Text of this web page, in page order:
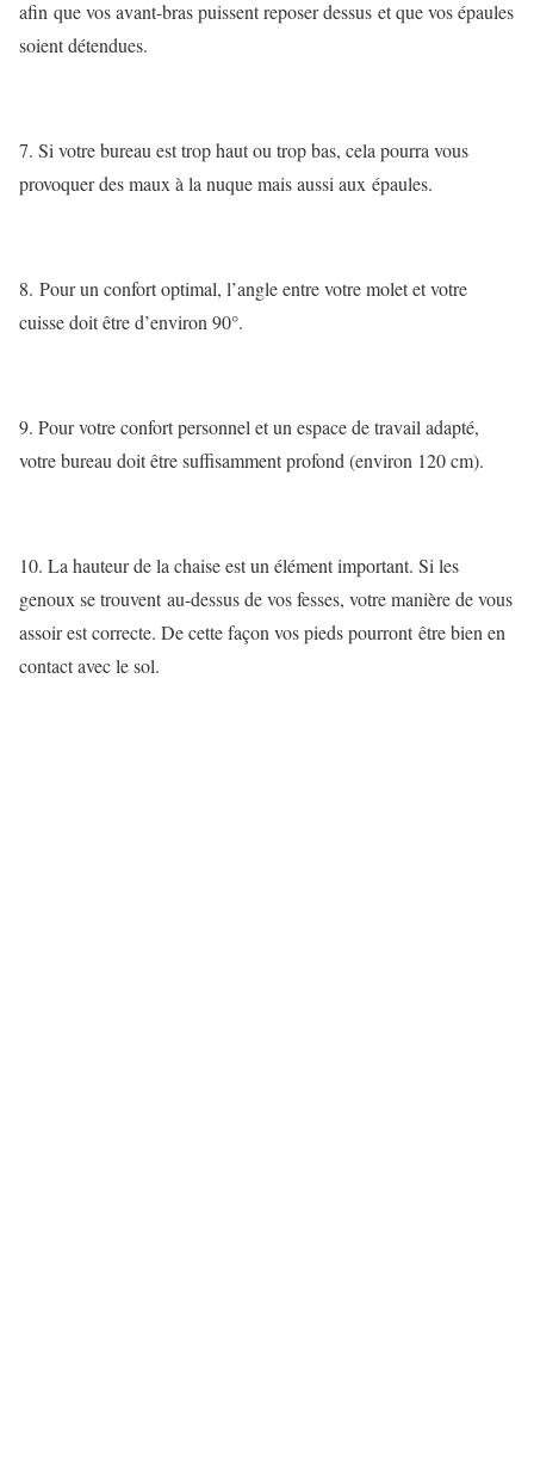
afin que vos avant-bras puissent reposer dessus et que vos épaules
soient détendues.
7. Si votre bureau est trop haut ou trop bas, cela pourra vous
provoquer des maux à la nuque mais aussi aux épaules.
8. Pour un confort optimal, l’angle entre votre molet et votre
cuisse doit être d’environ 90°.
9. Pour votre confort personnel et un espace de travail adapté,
votre bureau doit être suffisamment profond (environ 120 cm).
10. La hauteur de la chaise est un élément important. Si les
genoux se trouvent au-dessus de vos fesses, votre manière de vous
assoir est correcte. De cette façon vos pieds pourront être bien en
contact avec le sol.